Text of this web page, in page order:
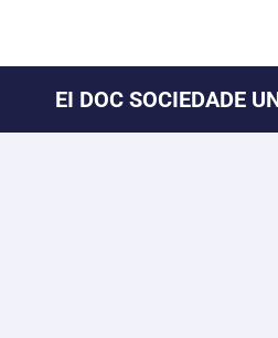
EI DOC SOCIEDADE